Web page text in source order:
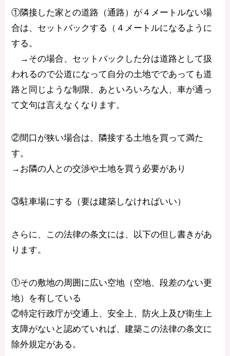
①隣接した家との道路（通路）が４メートルない場
合は、セットバックする（４メートルになるように
する。
→その場合、セットバックした分は道路として扱
われるので公道になって自分の土地でであっても道
路と同じような制限、あといろいろな人、車が通っ
て文句は言えなくなります。
②間口が狭い場合は、隣接する土地を買って満た
す。
→お隣の人との交渉や土地を買う必要があり
③駐車場にする（要は建築しなければいい）
さらに、この法律の条文には、以下の但し書きがあ
ります。
①その敷地の周囲に広い空地（空地、段差のない更
地）を有している
②特定行政庁が交通上、安全上、防火上及び衛生上
支障がないと認めていれば、建築この法律の条文に
除外規定がある。